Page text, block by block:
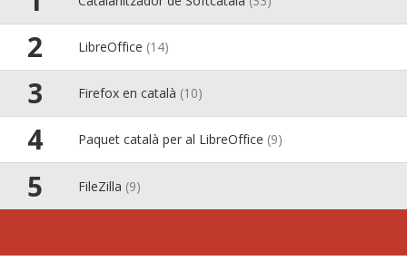
Catalanitzador de Softcatalà (33)
LibreOffice (14)
Firefox en català (10)
Paquet català per al LibreOffice (9)
FileZilla (9)